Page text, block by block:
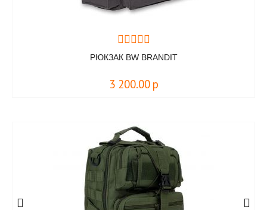
РЮКЗАК BW BRANDIT
3 200.00 р